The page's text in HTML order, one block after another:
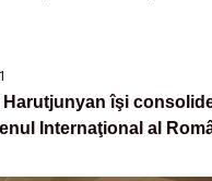
Harutjunyan îşi
Internaţional al